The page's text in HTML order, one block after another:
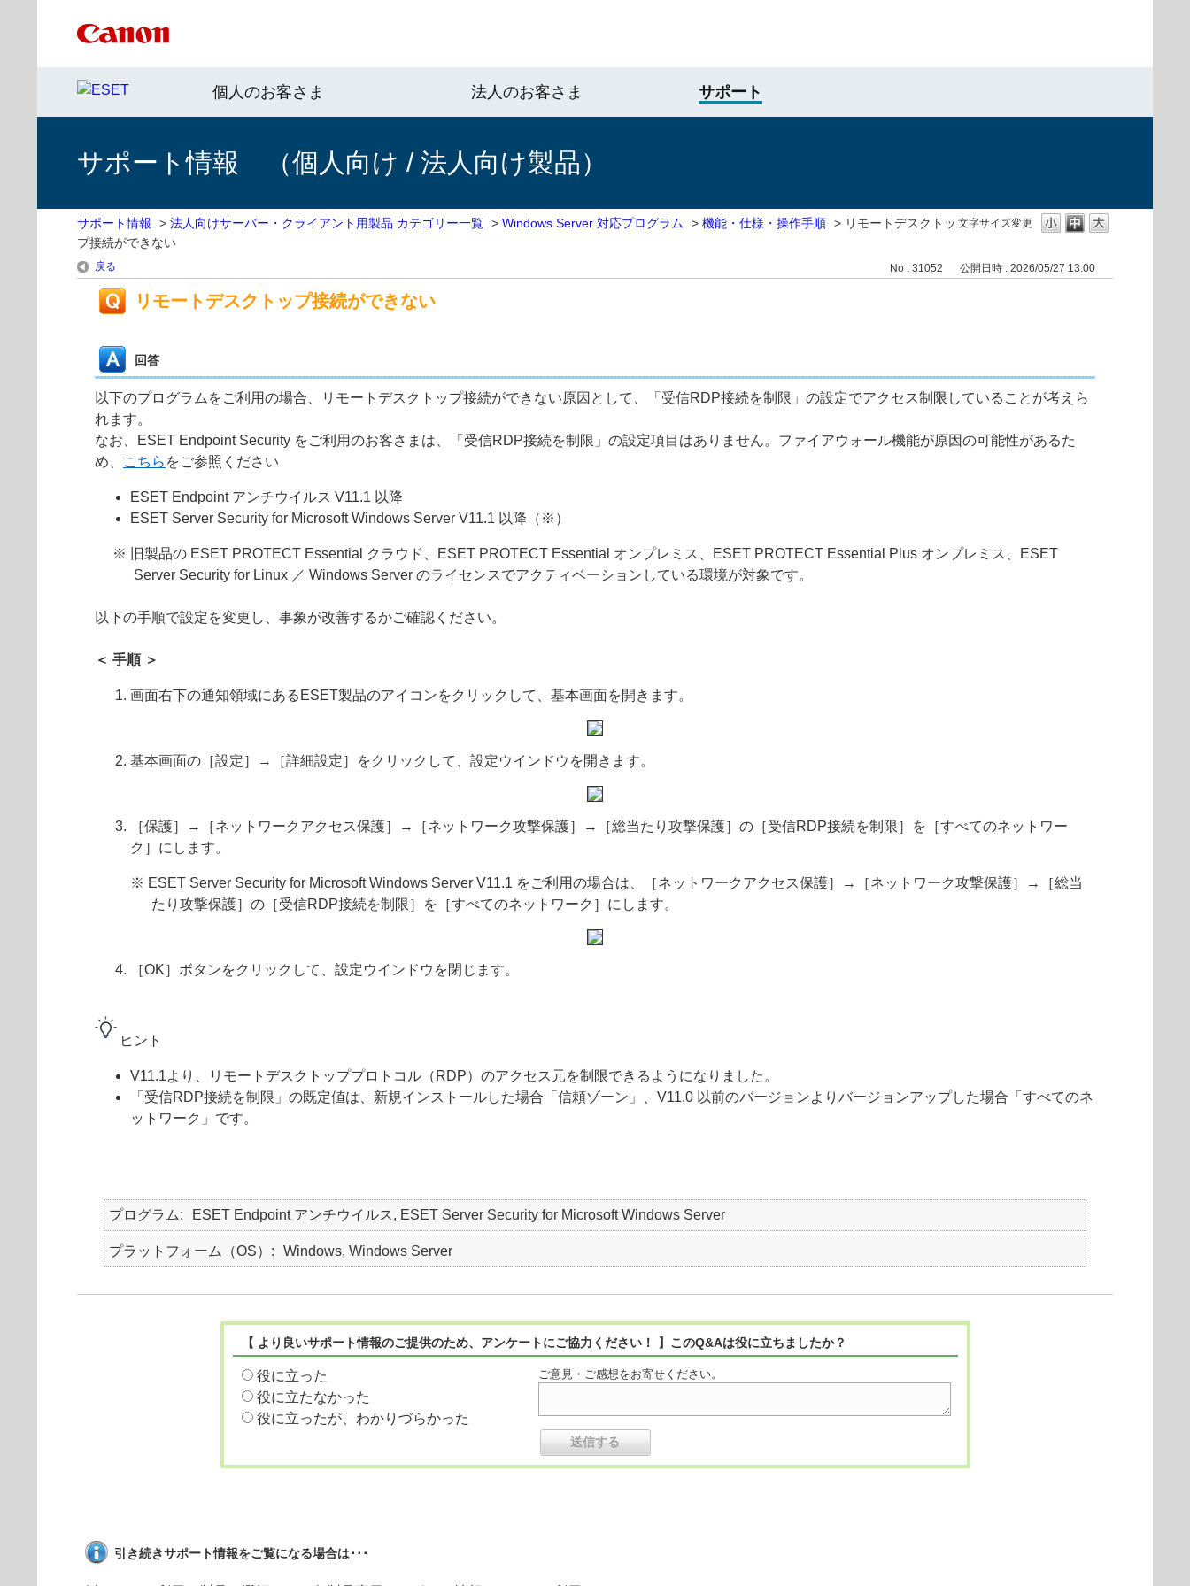
個人のお客さま 法人のお客さま サポート
サポート情報 （個人向け / 法人向け製品）
文字サイズ変更
サポート情報 > 法人向けサーバー・クライアント用製品 カテゴリー一覧 > Windows Server 対応プログラム > 機能・仕様・操作手順 > リモートデスクトッ
プ接続ができない
戻る No : 31052 公開日時 : 2026/05/27 13:00
リモートデスクトップ接続ができない
回答
以下のプログラムをご利用の場合、リモートデスクトップ接続ができない原因として、「受信RDP接続を制限」の設定でアクセス制限していることが考えら
れます。
なお、ESET Endpoint Security をご利用のお客さまは、「受信RDP接続を制限」の設定項目はありません。ファイアウォール機能が原因の可能性があるた
め、
こちら をご参照ください
ESET Endpoint アンチウイルス V11.1 以降
ESET Server Security for Microsoft Windows Server V11.1 以降（※）
※ 旧製品の ESET PROTECT Essential クラウド、ESET PROTECT Essential オンプレミス、ESET PROTECT Essential Plus オンプレミス、
ESET
Server Security for Linux ／ Windows Server のライセンスでアクティベーションしている環境が対象です。
以下の手順で設定を変更し、事象が改善するかご確認ください。
＜ 手順 ＞
画面右下の通知領域にあるESET製品のアイコンをクリックして、基本画面を開きます。
基本画面の［設定］→［詳細設定］をクリックして、設定ウインドウを開きます。
［保護］→［ネットワークアクセス保護］→［ネットワーク攻撃保護］→［総当たり攻撃保護］の［受信RDP接続を制限］を［すべてのネットワー
ク］にします。
※ ESET Server Security for Microsoft Windows Server V11.1 をご利用の場合は、［ネットワークアクセス保護］→［ネットワーク攻撃保護］→［総当
たり攻撃保護］の［受信RDP接続を制限］を［すべてのネットワーク］にします。
［OK］ボタンをクリックして、設定ウインドウを閉じます。
ヒント
V11.1より、リモートデスクトッププロトコル（RDP）のアクセス元を制限できるようになりました。
「受信RDP接続を制限」の既定値は、新規インストールした場合「信頼ゾーン」、V11.0 以前のバージョンよりバージョンアップした場合「すべてのネ
ットワーク」です。
プログラム ESET Endpoint アンチウイルス, ESET Server Security for Microsoft Windows Server
プラットフォーム（OS） Windows, Windows Server
【 より良いサポート情報のご提供のため、アンケートにご協力ください！ 】このQ&Aは役に立ちましたか？
役に立った
役に立たなかった
役に立ったが、わかりづらかった
ご意見・ご感想をお寄せください。
引き続きサポート情報をご覧になる場合は･･･